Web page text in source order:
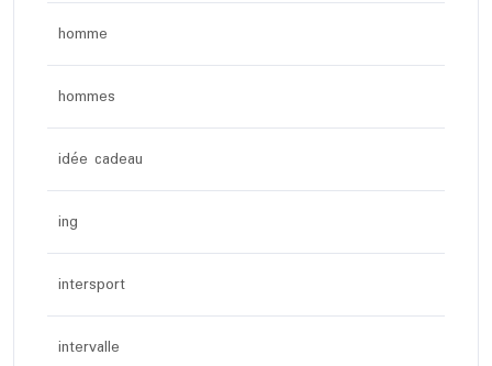
homme
hommes
idée cadeau
ing
intersport
intervalle